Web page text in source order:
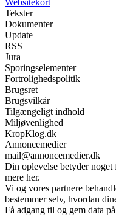
Tekster
Dokumenter
Update
RSS
Jura
Sporingselementer
Fortrolighedspolitik
Brugsret
Brugsvilkår
Tilgængeligt indhold
Miljøvenlighed
KropKlog.dk
Annoncemedier
mail@annoncemedier.dk
Din oplevelse betyder
mere her.
Vi og vores partnere
bestemmer selv, hvordan
Få adgang til og gem data